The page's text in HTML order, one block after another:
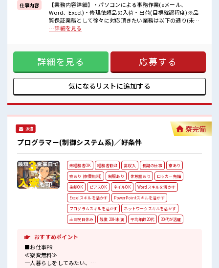
■職場の雰囲気
休憩室で自分タイム！
のんびりスマホチェック♪
残業多め！
稼ぎたい方は必見！
仕事内容
【業務内容詳細】・パソコンによる事務作業(eメール、
Word、Excel)・修理依頼品の入荷・出荷(目視確認程度)※品
質保証業務として徐々に対応頂きたい業務は以下の通り(未経
験可)・修理依頼品の一次調査、切り分け(初めは、本体orバ
の作成【取扱製品情報】配電盤やUSP(無停電電源装置)など
■お仕事PR ≪残業多めでがっつり稼ぐ≫ 高収入を希望される
方にオススメ。 残業は月20時間以上あります♪ ≪機能的な制
服アリ≫ 制服があるので、 毎日の服装の悩み解消♪ ≪未経験
OKの仕事≫ 新しいことにチャレンジするのは不安だけど、
しっかり働く環境が整っています！ イチからスキルUP・ステ
人で悩まず気軽に相談できる、 派遣のお仕事です！ ■職場の
雰囲気 休憩室で自分タイム！ のんびりスマホチェック♪ 持ち
物が多いあなたにもぴったり☆ ロッカー付き職場♪ 残業多
…詳細を見る
詳細を見る 応募する
気になるリストに追加する
派遣
プログラマー(制御システム系)／好条件
寮完備
未経験者OK 経験者歓迎 高収入 長期の仕事
寮あり
寮あり (寮費無料)
制服あり 休憩室あり
ロッカー完備
染髪OK
ピアスOK ネイルOK
Wordスキルを活かす
Excelスキルを活かす
PowerPointスキルを活かす
プログラムスキルを活かす
ネットワークスキルを活かす
土日祝日休み
残業 20H未満 平均年齢20代 30代が活躍
おすすめポイント
■お仕事PR
≪寮費無料≫
一人暮らしをしてみたい、